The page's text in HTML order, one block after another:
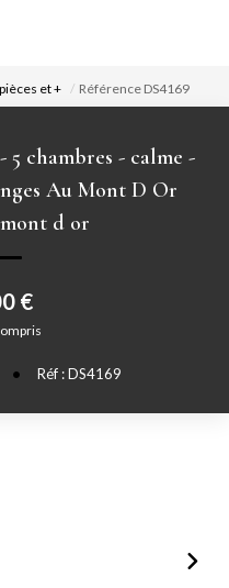
vente
et + Référence DS4169
5 chambres - calme -
Au Mont D Or
d or
€
• Réf : DS4169